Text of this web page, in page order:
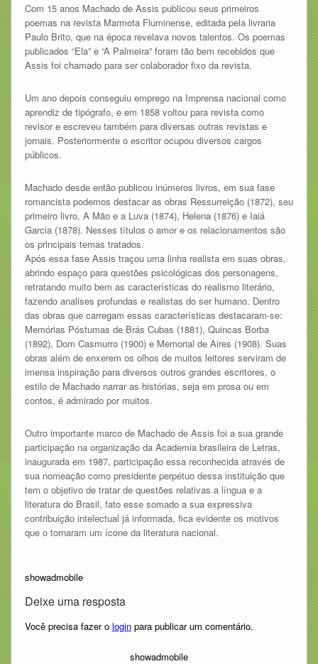
Com 15 anos Machado de Assis publicou seus primeiros
poemas na revista Marmota Fluminense, editada pela livraria
Paulo Brito, que na época revelava novos talentos. Os poemas
publicados “Ela” e “A Palmeira” foram tão bem recebidos que
Assis foi chamado para ser colaborador fixo da revista.
Um ano depois conseguiu emprego na Imprensa nacional como
aprendiz de tipógrafo, e em 1858 voltou para revista como
revisor e escreveu também para diversas outras revistas e
jornais. Posteriormente o escritor ocupou diversos cargos
públicos.
Machado desde então publicou inúmeros livros, em sua fase
romancista podemos destacar as obras Ressurreição (1872), seu
primeiro livro, A Mão e a Luva (1874), Helena (1876) e Iaiá
Garcia (1878). Nesses títulos o amor e os relacionamentos são
os principais temas tratados.
Após essa fase Assis traçou uma linha realista em suas obras,
abrindo espaço para questões psicológicas dos personagens,
retratando muito bem as características do realismo literário,
fazendo analises profundas e realistas do ser humano. Dentro
das obras que carregam essas características destacaram-se:
Memórias Póstumas de Brás Cubas (1881), Quincas Borba
(1892), Dom Casmurro (1900) e Memorial de Aires (1908). Suas
obras além de enxerem os olhos de muitos leitores serviram de
imensa inspiração para diversos outros grandes escritores, o
estilo de Machado narrar as histórias, seja em prosa ou em
contos, é admirado por muitos.
Outro importante marco de Machado de Assis foi a sua grande
participação na organização da Academia brasileira de Letras,
inaugurada em 1987, participação essa reconhecida através de
sua nomeação como presidente perpétuo dessa instituição que
tem o objetivo de tratar de questões relativas a língua e a
literatura do Brasil, fato esse somado a sua expressiva
contribuição intelectual já informada, fica evidente os motivos
que o tornaram um ícone da literatura nacional.
showadmobile
Deixe uma resposta
Você precisa fazer o loginpara publicar um comentário.
showadmobile